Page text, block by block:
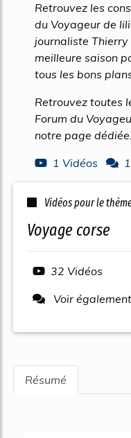
Retrouvez les
du Voyageur de
journaliste
meilleure saison
tous les bons
Retrouvez toutes
Forum du
notre page
1 Vidéos
Vidéos pour le
voyage corse
32 Vidéos
Voir également
Résumé